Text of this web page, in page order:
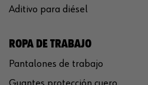
Aditivo para diésel
ROPA DE TRABAJO
Pantalones de trabajo